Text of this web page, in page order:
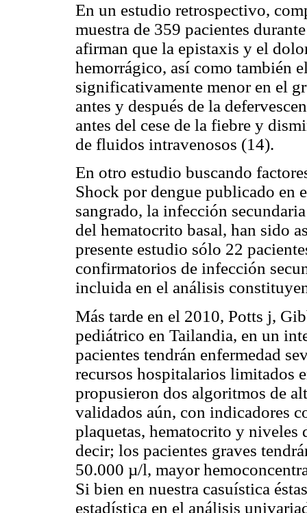
En un estudio retrospectivo,
muestra de 359 pacientes
afirman que la epistaxis y el
hemorrágico, así como también
significativamente menor en el
antes y después de la
antes del cese de la fiebre y
de fluidos intravenosos (14).
En otro estudio buscando
Shock por dengue publicado en
sangrado, la infección
del hematocrito basal, han sido
presente estudio sólo 22
confirmatorios de infección
incluida en el análisis
Más tarde en el 2010, Potts j,
pediátrico en Tailandia, en un
pacientes tendrán enfermedad
recursos hospitalarios limitados
propusieron dos algoritmos de
validados aún, con indicadores
plaquetas, hematocrito y niveles
decir; los pacientes graves
50.000 µ/l, mayor
Si bien en nuestra casuística
estadística en el análisis